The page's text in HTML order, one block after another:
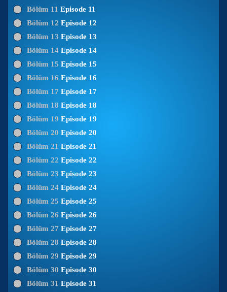
Bölüm 11 Episode 11
Bölüm 12 Episode 12
Bölüm 13 Episode 13
Bölüm 14 Episode 14
Bölüm 15 Episode 15
Bölüm 16 Episode 16
Bölüm 17 Episode 17
Bölüm 18 Episode 18
Bölüm 19 Episode 19
Bölüm 20 Episode 20
Bölüm 21 Episode 21
Bölüm 22 Episode 22
Bölüm 23 Episode 23
Bölüm 24 Episode 24
Bölüm 25 Episode 25
Bölüm 26 Episode 26
Bölüm 27 Episode 27
Bölüm 28 Episode 28
Bölüm 29 Episode 29
Bölüm 30 Episode 30
Bölüm 31 Episode 31